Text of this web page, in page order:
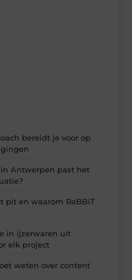
bereidt je voor op
Antwerpen past het
pit en waarom RaBBiT
in ijzerwaren uit
elk project
weten over content